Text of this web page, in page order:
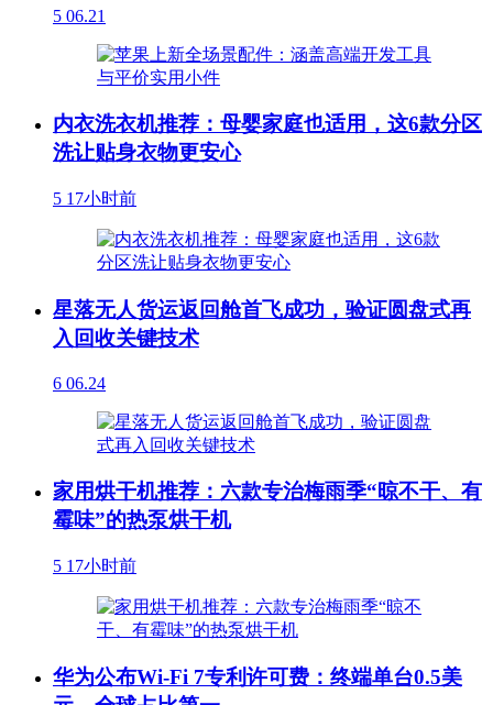
5 06.21
内衣洗衣机推荐：母婴家庭也适用，这6款分区
洗让贴身衣物更安心
5 17小时前
星落无人货运返回舱首飞成功，验证圆盘式再
入回收关键技术
6 06.24
家用烘干机推荐：六款专治梅雨季“晾不干、有
霉味”的热泵烘干机
5 17小时前
华为公布Wi-Fi 7专利许可费：终端单台0.5美